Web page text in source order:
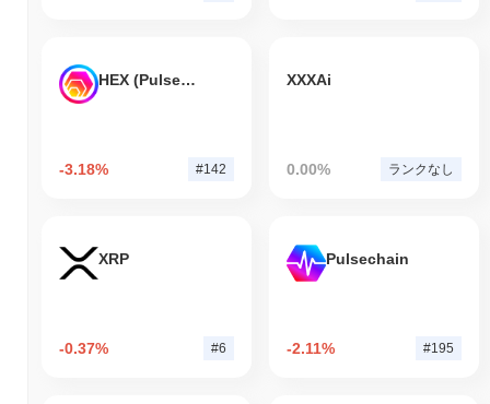
HEX (Pulsechain)
-3.18% #142
XXXAi
0.00% ランクなし
XRP
-0.37% #6
Pulsechain
-2.11% #195